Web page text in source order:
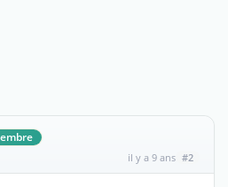
il y a 9 ans #2